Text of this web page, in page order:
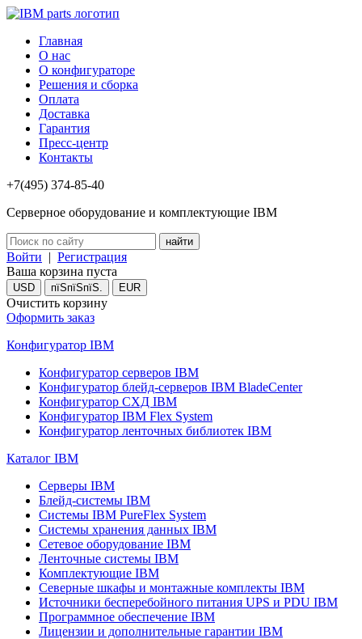
Главная
О нас
О конфигураторе
Решения и сборка
Оплата
Доставка
Гарантия
Пресс-центр
Контакты
+7(495) 374-85-40
Серверное оборудование и комплектующие IBM
Войти | Регистрация
Ваша корзина пуста
USD пїЅпїЅпїЅ. EUR
Очистить корзину
Оформить заказ
Конфигуратор IBM
Конфигуратор серверов IBM
Конфигуратор блейд-серверов IBM BladeCenter
Конфигуратор СХД IBM
Конфигуратор IBM Flex System
Конфигуратор ленточных библиотек IBM
Каталог IBM
Серверы IBM
Блейд-системы IBM
Системы IBM PureFlex System
Системы хранения данных IBM
Сетевое оборудование IBM
Ленточные системы IBM
Комплектующие IBM
Северные шкафы и монтажные комплекты IBM
Источники бесперебойного питания UPS и PDU IBM
Программное обеспечение IBM
Лицензии и дополнительные гарантии IBM